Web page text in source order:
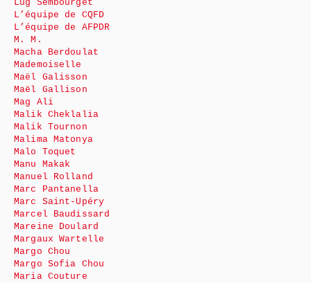
Lug Sembourget
L’équipe de CQFD
L’équipe de AFPDR
M. M.
Macha Berdoulat
Mademoiselle
Maël Galisson
Maël Gallison
Mag Ali
Malik Cheklalia
Malik Tournon
Malima Matonya
Malo Toquet
Manu Makak
Manuel Rolland
Marc Pantanella
Marc Saint-Upéry
Marcel Baudissard
Mareine Doulard
Margaux Wartelle
Margo Chou
Margo Sofia Chou
Maria Couture